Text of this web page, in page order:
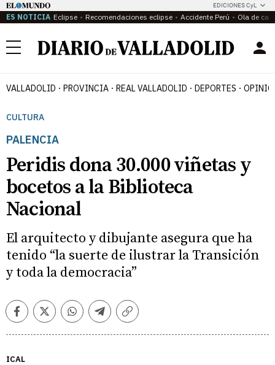
EDICIONES CyL
ES NOTICIA Eclipse Recomendaciones eclipse Accidente Perú Ola de
Menú
VALLADOLID PROVINCIA REAL VALLADOLID DEPORTES
CULTURA
PALENCIA
Peridis dona 30.000 viñetas y
bocetos a la Biblioteca
Nacional
El arquitecto y dibujante asegura que ha
tenido “la suerte de ilustrar la Transición
y toda la democracia”
FacebookTwitterWhatsappTelegramCopiar
ICAL